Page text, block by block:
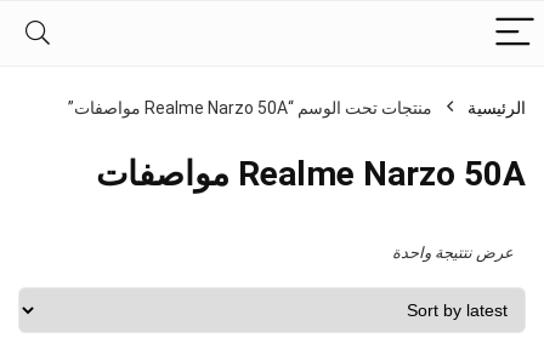
الرئيسية منتجات تحت الوسم “Realme Narzo 50A مواصفات”
Realme Narzo 50A مواصفات
عرض نتتيجة واحدة